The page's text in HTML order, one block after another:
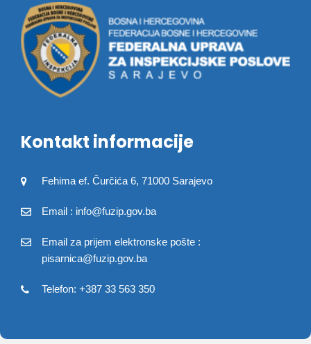
Kontakt informacije
Fehima ef. Čurčića 6, 71000 Sarajevo
Email : info@fuzip.gov.ba
Email za prijem elektronske pošte :
pisarnica@fuzip.gov.ba
Telefon: +387 33 563 350